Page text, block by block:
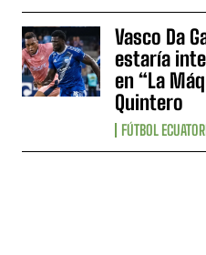
Vasco Da
estaría
en “La
Quintero
FÚTBOL